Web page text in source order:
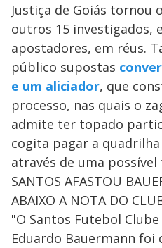
Justiça de Goiás tornou
outros 15 investigados,
apostadores, em réus.
público supostas
e um aliciador, que
processo, nas quais o
admite ter topado
cogita pagar a
através de uma
SANTOS AFASTOU
ABAIXO A NOTA DO
"O Santos Futebol
Eduardo Bauermann foi